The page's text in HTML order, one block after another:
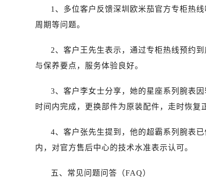
辽宁省本溪市平山区胜利路售后
辽宁省抚顺市新抚区东一路售后
辽宁省阜新市海州区解放大街售
辽宁省锦州市古塔区中央大街售
辽宁省辽阳市白塔区新运大街售
辽宁省铁岭市银州区南马路售后
辽宁省营口市站前区市府路与渤
辽宁省沈阳市沈河区中街路83号
1、多位客户反馈深圳欧米茄官方专柜热
周期等问题。
2、客户王先生表示，通过专柜热线预约
与保养要点，服务体验良好。
3、客户李女士分享，她的星座系列腕表
时间内完成，更换部件为原装配件，走时恢复
4、客户张先生提到，他的超霸系列腕表
内，对官方售后中心的技术水准表示认可。
五、常见问题问答（FAQ）